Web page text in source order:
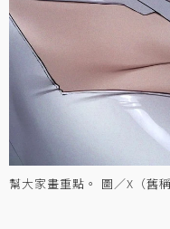
幫大家畫重點。 圖／X（舊